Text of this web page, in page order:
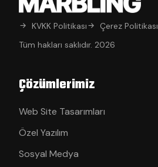
KVKK Politikası
Çerez Politikası
Tüm hakları saklıdır. 2026
Çözümlerimiz
Web Site Tasarımları
Özel Yazılım
Sosyal Medya